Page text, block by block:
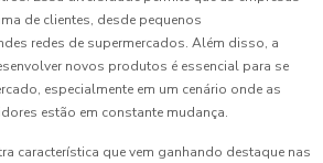
de clientes, desde pequenos
redes de supermercados. Além disso, a
novos produtos é essencial para se
especialmente em um cenário onde as
estão em constante mudança.
característica que vem ganhando destaque nas